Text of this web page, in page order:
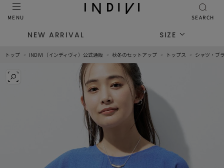
MENU SEARCH
NEW ARRIVAL SIZE
トップ INDIVI（インディヴィ）公式通販 秋冬のセットアップ トップス シャツ・ブ